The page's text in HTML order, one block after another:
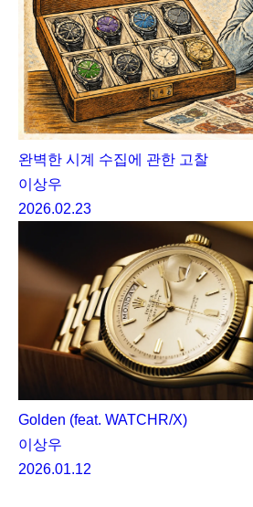
완벽한 시계 수집에 관한 고찰
이상우
2026.02.23
Golden (feat. WATCHR/X)
이상우
2026.01.12